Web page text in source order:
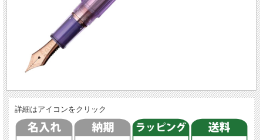
詳細はアイコンをクリック